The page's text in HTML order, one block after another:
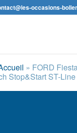
occasions-
» FORD
Stop&Start ST-